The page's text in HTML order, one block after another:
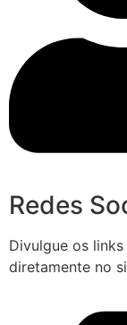
Redes
Divulgue os
diretamente no